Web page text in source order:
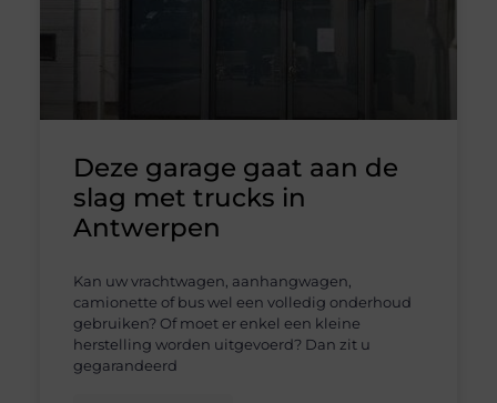
Deze garage gaat aan de
slag met trucks in
Antwerpen
Kan uw vrachtwagen, aanhangwagen,
camionette of bus wel een volledig onderhoud
gebruiken? Of moet er enkel een kleine
herstelling worden uitgevoerd? Dan zit u
gegarandeerd